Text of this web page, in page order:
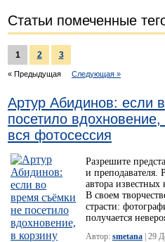
Статьи помеченные
1 2 3
« Предыдущая Следующая »
Артур Абидинов: если
посетило
вся фотосессия
Разрешите
и преподавателя.
автора
В своем
страсти:
получается
Автор: smetana | 29